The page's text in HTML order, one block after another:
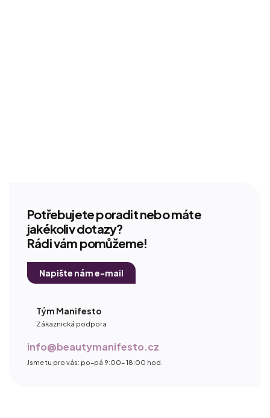
Potřebujete poradit nebo máte
jakékoliv dotazy?
Rádi vám pomůžeme!
Napište nám e-mail
Tým Manifesto
Zákaznická podpora
info@beautymanifesto.cz
Jsme tu pro vás: po–pá 9:00– 18:00 hod.